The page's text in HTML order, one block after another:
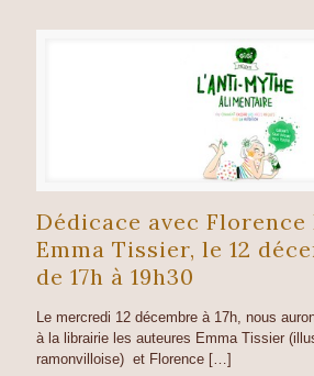
Dédicace avec Florence
Emma Tissier, le 12
de 17h à 19h30
Le mercredi 12 décembre à 17h, nous
à la librairie les auteures Emma Tissier
ramonvilloise) et Florence […]